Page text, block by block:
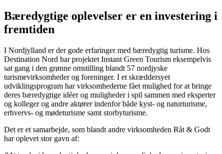
Bæredygtige oplevelser er en investering i
fremtiden
I Nordjylland er der gode erfaringer med bæredygtig turisme. Hos
Destination Nord har projektet Instant Green Tourism eksempelvis
sat gang i den grønne omstilling blandt 57 nordjyske
turismevirksomheder og foreninger. I et skræddersyet
udviklingsprogram har virksomhederne fået mulighed for at bringe
deres bæredygtige idéer og muligheder i spil sammen med eksperter
og kolleger og andre aktører indenfor både kyst- og naturturisme,
erhvervs- og mødeturisme samt storbyturisme.
Det er et samarbejde, som blandt andre virksomheden Råt & Godt
har oplevet stor gavn af: